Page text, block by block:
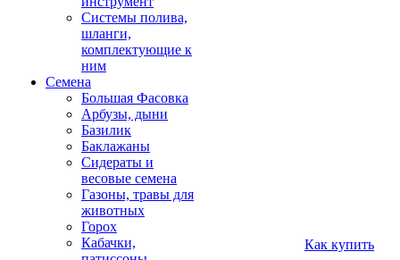
Системы полива,
шланги,
комплектующие к
ним
Семена
Большая Фасовка
Арбузы, дыни
Базилик
Баклажаны
Сидераты и
весовые семена
Газоны, травы для
животных
Горох
Кабачки,
Как купить